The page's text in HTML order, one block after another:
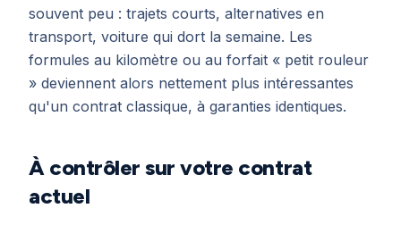
souvent peu : trajets courts, alternatives en
transport, voiture qui dort la semaine. Les
formules au kilomètre ou au forfait « petit rouleur
» deviennent alors nettement plus intéressantes
qu'un contrat classique, à garanties identiques.
À contrôler sur votre contrat
actuel